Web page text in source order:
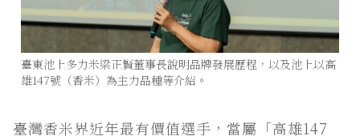
臺東池上多力米梁正賢董事長說明品牌發展歷程，以及池上以高
雄147號（香米）為主力品種等介紹。
臺灣香米界近年最有價值選手，當屬「高雄147